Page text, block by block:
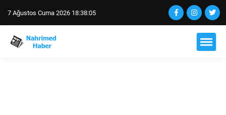
7 Ağustos Cuma 2026 18:38:06